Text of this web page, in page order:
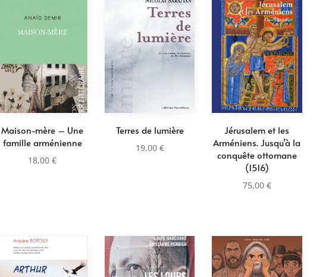
Maison-mère – Une
famille arménienne
18,00€
Terres de lumière
19,00 €
Jérusalem et les
Arméniens. Jusqu’à la
conquête ottomane
(1516)
75,00 €